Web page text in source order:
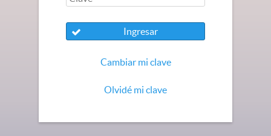
Ingresar
Cambiar mi clave
Olvidé mi clave